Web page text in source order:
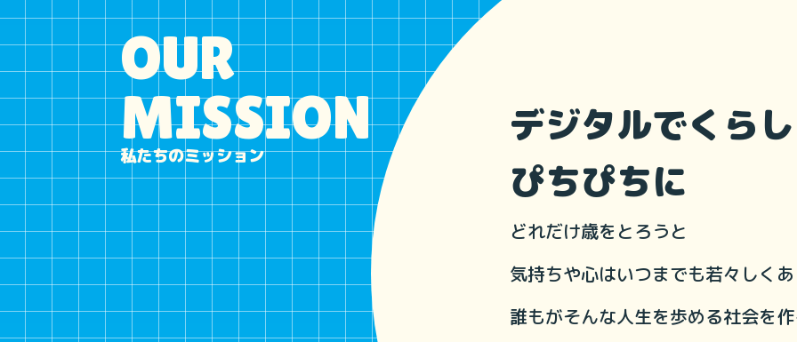
OUR
MISSION
私たちのミッション
デジタルでくら
ぴちぴちに
どれだけ歳をとろうと
気持ちや心はいつまでも若々しく
誰もがそんな人生を歩める社会を